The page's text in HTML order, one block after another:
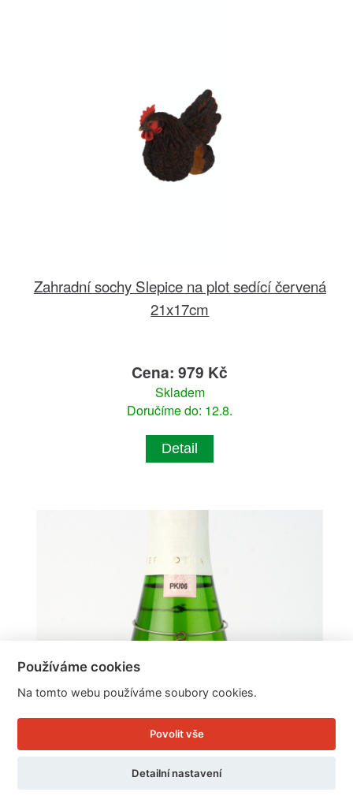
Zahradní sochy Slepice na plot sedící červená
21x17cm
Cena: 979 Kč
Skladem
Doručíme do: 12.8.
Detail
Používáme cookies
Na tomto webu používáme soubory cookies.
Povolit vše
Detailní nastavení